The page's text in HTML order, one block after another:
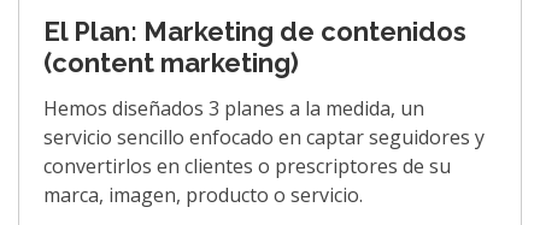
El Plan: Marketing de contenidos
(content marketing)
Hemos diseñados 3 planes a la medida, un
servicio sencillo enfocado en captar seguidores y
convertirlos en clientes o prescriptores de su
marca, imagen, producto o servicio.